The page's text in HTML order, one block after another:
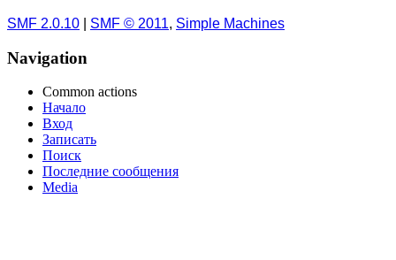
SMF 2.0.10 SMF © 2011, Simple Machines
Navigation
Common actions
Начало
Вход
Записать
Поиск
Последние сообщения
Media